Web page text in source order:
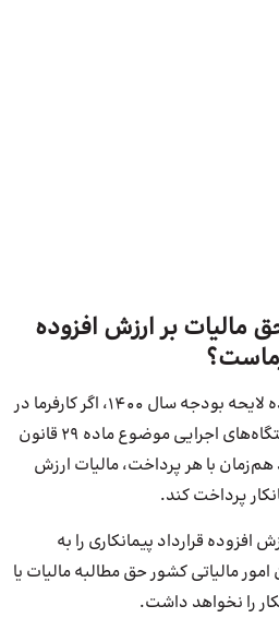
بر ارزش افزوده
طبق بند ل تبصره ۶ ماده واحده لایحه بودجه سال ۱۴۰۰، اگر کارفرما در
معاملات پیمانکاری یکی از دستگاه‌های اجرایی موضوع ماده ۲۹ قانون
با هر پرداخت، مالیات ارزش
پرداخت کند.
افزوده قرارداد پیمانکاری را به
مالیاتی کشور حق مطالبه مالیات یا
را نخواهد داشت.